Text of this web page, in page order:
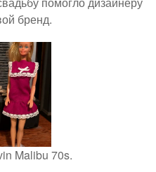
бренд.
Malibu 70s.